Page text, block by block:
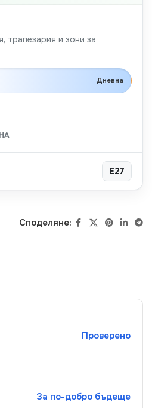
трапезария и зони за
Дневна
E27
Споделяне:
Проверено
За по-добро бъдеще